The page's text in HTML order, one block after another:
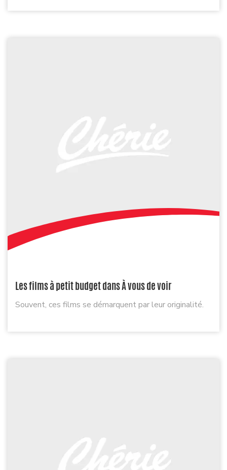
Les films à petit budget dans À vous de voir
Souvent, ces films se démarquent par leur originalité.